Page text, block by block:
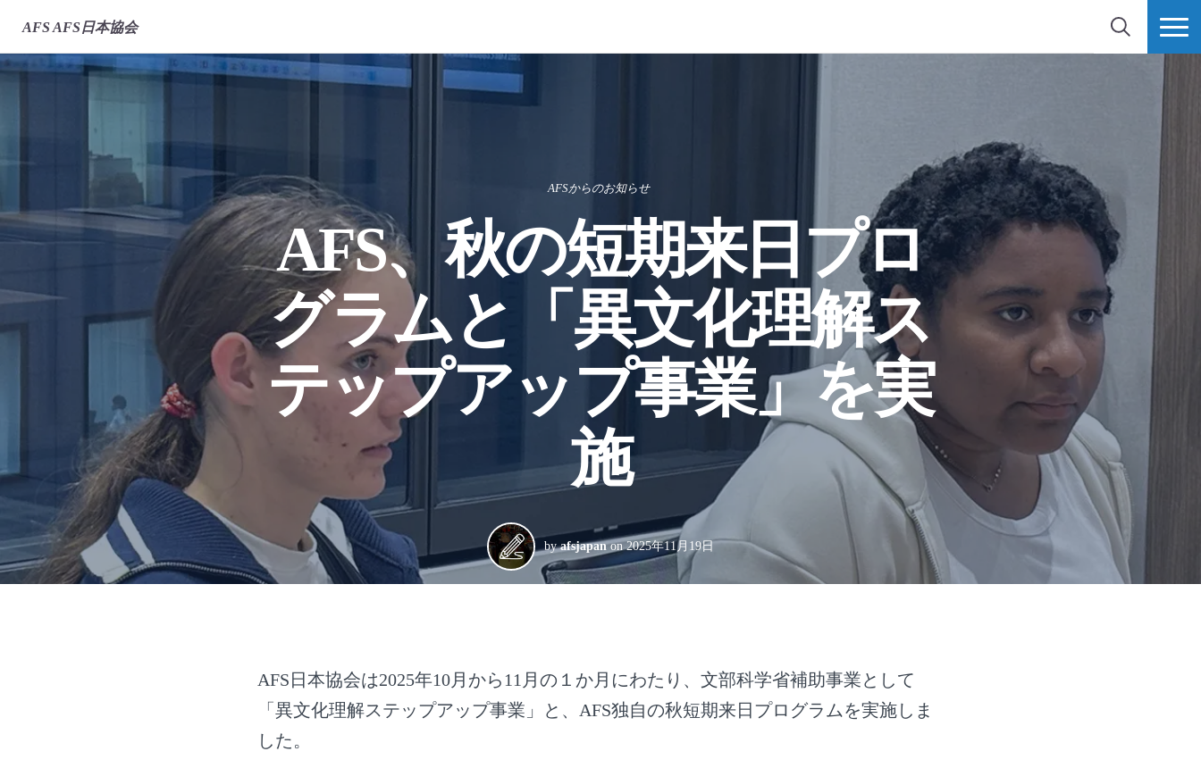
AFS AFS日本協会
検索 MORE
AFSからのお知らせ
AFS、秋の短期来日プロ
グラムと「異文化理解ス
テップアップ事業」を実
施
byafsjapan on2025年11月19日
AFS日本協会は2025年10月から11月の１か月にわたり、文部科学省補助事業として
「異文化理解ステップアップ事業」と、AFS独自の秋短期来日プログラムを実施しま
した。